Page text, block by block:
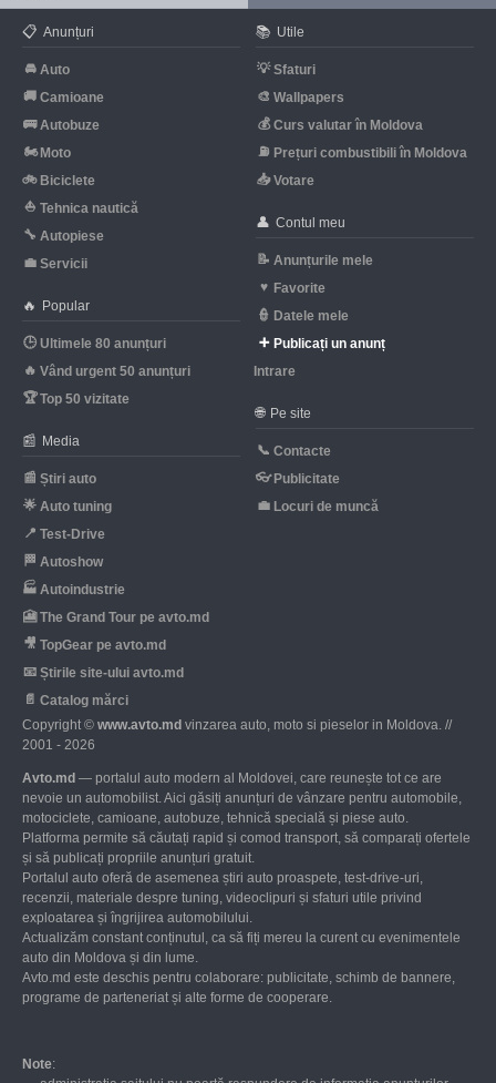
📋 Anunțuri
🚘 Auto
🚚 Camioane
🚌 Autobuze
🏍 Moto
🚲 Biciclete
⛵ Tehnica nautică
🔧 Autopiese
💼 Servicii
🔥 Popular
🕒 Ultimele 80 anunțuri
🔥 Vând urgent 50 anunțuri
🏆Top 50 vizitate
📰 Media
📰 Știri auto
🌟 Auto tuning
📍 Test-Drive
🏁 Autoshow
🏭 Autoindustrie
🎦 The Grand Tour pe avto.md
🎥 TopGear pe avto.md
📧 Știrile site-ului avto.md
📄 Catalog mărci
📚 Utile
💡 Sfaturi
🎨 Wallpapers
💰 Curs valutar în Moldova
⛽ Prețuri combustibili în Moldova
📥 Votare
👤 Contul meu
📝 Anunțurile mele
♥ Favorite
👮 Datele mele
➕ Publicați un anunț
Intrare
🌐 Pe site
📞 Contacte
👓 Publicitate
💼 Locuri de muncă
Copyright © www.avto.md vinzarea auto, moto si pieselor in Moldova. //
2001 - 2026
Avto.md — portalul auto modern al Moldovei, care reunește tot ce are
nevoie un automobilist. Aici găsiți anunțuri de vânzare pentru automobile,
motociclete, camioane, autobuze, tehnică specială și piese auto.
Platforma permite să căutați rapid și comod transport, să comparați ofertele
și să publicați propriile anunțuri gratuit.
Portalul auto oferă de asemenea știri auto proaspete, test-drive-uri,
recenzii, materiale despre tuning, videoclipuri și sfaturi utile privind
exploatarea și îngrijirea automobilului.
Actualizăm constant conținutul, ca să fiți mereu la curent cu evenimentele
auto din Moldova și din lume.
Avto.md este deschis pentru colaborare: publicitate, schimb de bannere,
programe de parteneriat și alte forme de cooperare.
Note: